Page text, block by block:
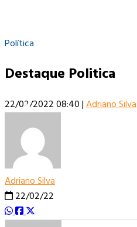
Política
Destaque Politica
22/02/2022 08:40|Adriano Silva
Adriano Silva
22/02/22